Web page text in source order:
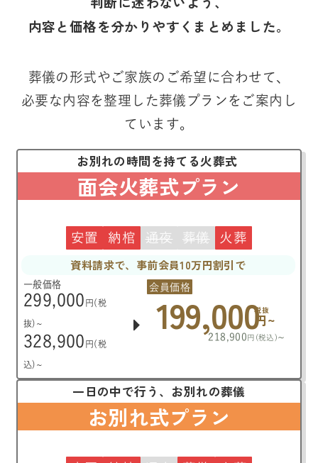
内容と価格を分かりやすくまとめました。
葬儀の形式やご家族のご希望に合わせて、
必要な内容を整理した葬儀プランをご案内し
ています。
お別れの時間を持てる火葬式
面会火葬式プラン
安置 納棺 通夜 葬儀 火葬
資料請求で、事前会員10万円割引で
一般価格
299,000 円(税
抜)~
328,900 円(税
込)~
会員価格
199,000税抜
円~
218,900 円(税込) ~
一日の中で行う、お別れの葬儀
お別れ式プラン